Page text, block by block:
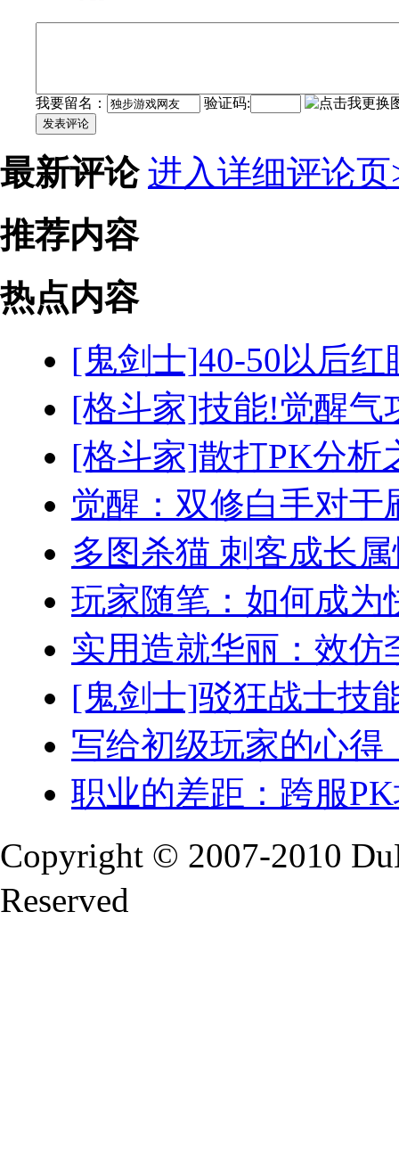
我要留名： 验证码:
发表评论
最新评论 进入详细评论页
推荐内容
热点内容
[鬼剑士]40-50以后红
[格斗家]技能!觉醒气
[格斗家]散打PK分析
觉醒：双修白手对于
多图杀猫 刺客成长
玩家随笔：如何成为
实用造就华丽：效仿
[鬼剑士]驳狂战士技
写给初级玩家的心得
职业的差距：跨服
Copyright © 2007-2010
Reserved